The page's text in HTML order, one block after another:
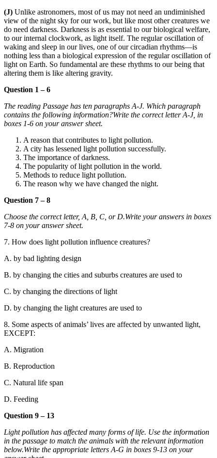
(J) Unlike astronomers, most of us may not need an undiminished
view of the night sky for our work, but like most other creatures we
do need darkness. Darkness is as essential to our biological welfare,
to our internal clockwork, as light itself. The regular oscillation of
waking and sleep in our lives, one of our circadian rhythms—is
nothing less than a biological expression of the regular oscillation of
light on Earth. So fundamental are these rhythms to our being that
altering them is like altering gravity.
Question 1 – 6
The reading Passage has ten paragraphs A-J. Which paragraph
contains the following information?Write the correct letter A-J, in
boxes 1-6 on your answer sheet.
A reason that contributes to light pollution.
A city has lessened light pollution successfully.
The importance of darkness.
The popularity of light pollution in the world.
Methods to reduce light pollution.
The reason why we have changed the night.
Question 7 – 8
Choose the correct letter, A, B, C, or D.Write your answers in boxes
7-8 on your answer sheet.
7. How does light pollution influence creatures?
A. by bad lighting design
B. by changing the cities and suburbs creatures are used to
C. by changing the directions of light
D. by changing the light creatures are used to
8. Some aspects of animals’ lives are affected by unwanted light,
EXCEPT:
A. Migration
B. Reproduction
C. Natural life span
D. Feeding
Question 9 – 13
Light pollution has affected many forms of life. Use the information
in the passage to match the animals with the relevant information
below.Write the appropriate letters A-G in boxes 9-13 on your